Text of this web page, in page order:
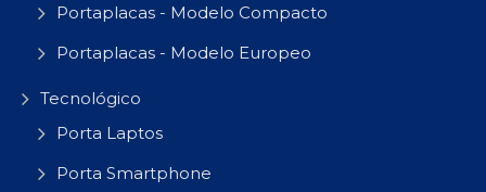
Portaplacas - Modelo Compacto
Portaplacas - Modelo Europeo
Tecnológico
Porta Laptos
Porta Smartphone